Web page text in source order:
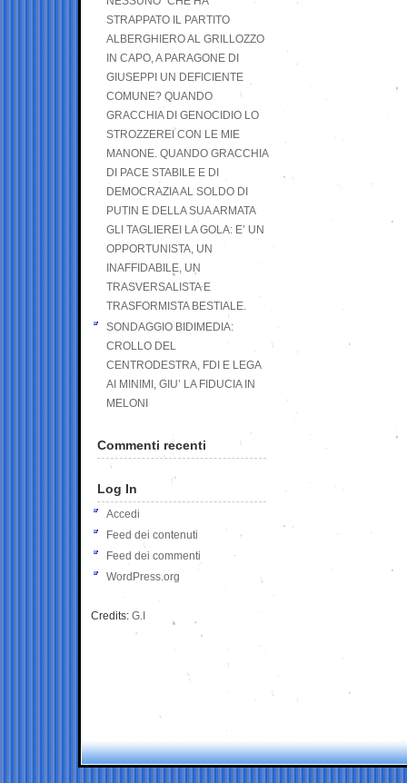
STRAPPATO IL PARTITO
ALBERGHIERO AL GRILLOZZO
IN CAPO, A PARAGONE DI
GIUSEPPI UN DEFICIENTE
COMUNE? QUANDO
GRACCHIA DI GENOCIDIO LO
STROZZEREI CON LE MIE
MANONE. QUANDO GRACCHIA
DI PACE STABILE E DI
DEMOCRAZIA AL SOLDO DI
PUTIN E DELLA SUA ARMATA
GLI TAGLIEREI LA GOLA: E’ UN
OPPORTUNISTA, UN
INAFFIDABILE, UN
TRASVERSALISTA E
TRASFORMISTA BESTIALE.
SONDAGGIO BIDIMEDIA:
CROLLO DEL
CENTRODESTRA, FDI E LEGA
AI MINIMI, GIU’ LA FIDUCIA IN
MELONI
Commenti recenti
Log In
Accedi
Feed dei contenuti
Feed dei commenti
WordPress.org
Credits: G.I